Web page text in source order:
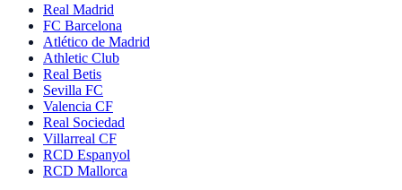
Real Madrid
FC Barcelona
Atlético de Madrid
Athletic Club
Real Betis
Sevilla FC
Valencia CF
Real Sociedad
Villarreal CF
RCD Espanyol
RCD Mallorca